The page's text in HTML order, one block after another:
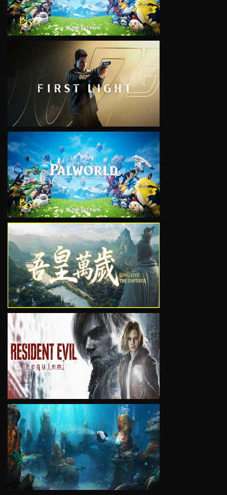
VIEW
VIEW
VIEW
VIEW
VIEW